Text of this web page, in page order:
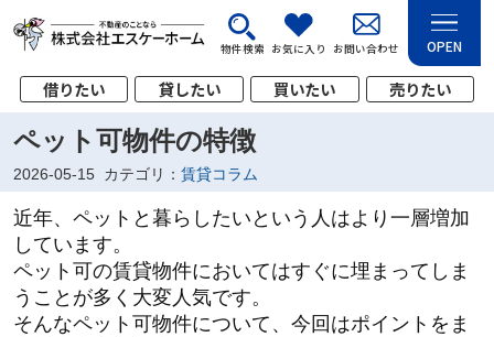
物件検索 お気に入り お問い合わせ OPEN
借りたい 貸したい 買いたい 売りたい
ペット可物件の特徴
2026-05-15 カテゴリ： 賃貸コラム
近年、ペットと暮らしたいという人はより一層増加
しています。
ペット可の賃貸物件においてはすぐに埋まってしま
うことが多く大変人気です。
そんなペット可物件について、今回はポイントをま